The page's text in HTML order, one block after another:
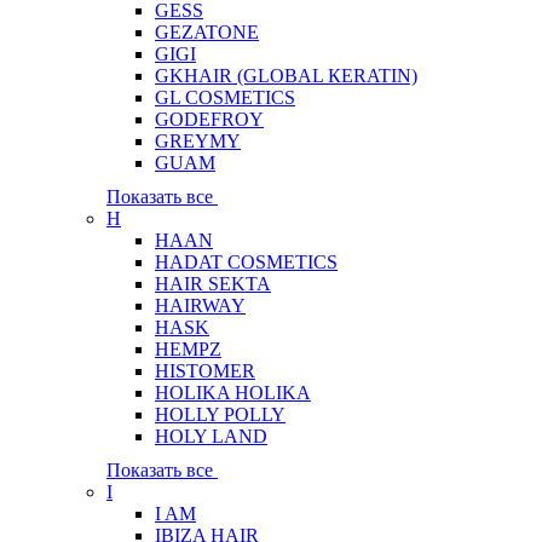
GESS
GEZATONE
GIGI
GKHAIR (GLOBAL КЕRATIN)
GL COSMETICS
GODEFROY
GREYMY
GUAM
Показать все
H
HAAN
HADAT COSMETICS
HAIR SEKTA
HAIRWAY
HASK
HEMPZ
HISTOMER
HOLIKA HOLIKA
HOLLY POLLY
HOLY LAND
Показать все
I
I AM
IBIZA HAIR